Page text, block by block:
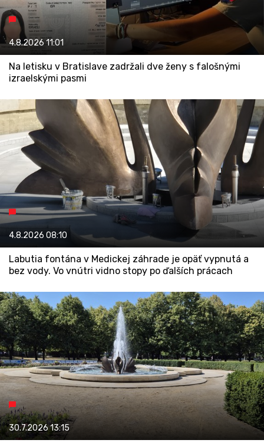
4.8.202611:01
Na letisku v Bratislave zadržali dve ženy s falošnými
izraelskými pasmi
4.8.2026 08:10
Labutia fontána v Medickej záhrade je opäť vypnutá a
bez vody. Vo vnútri vidno stopy po ďalších prácach
30.7.202613:15